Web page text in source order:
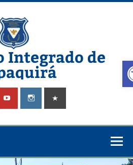
Integrado de
Zipaquira